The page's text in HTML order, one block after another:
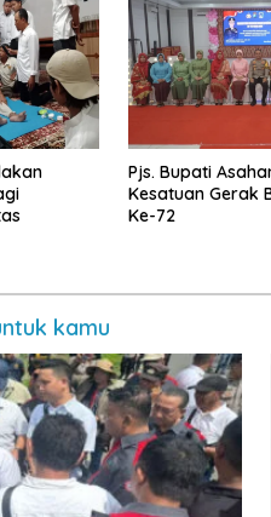
Pjs. Bupati
Kesatuan Gerak
Ke-72
kamu